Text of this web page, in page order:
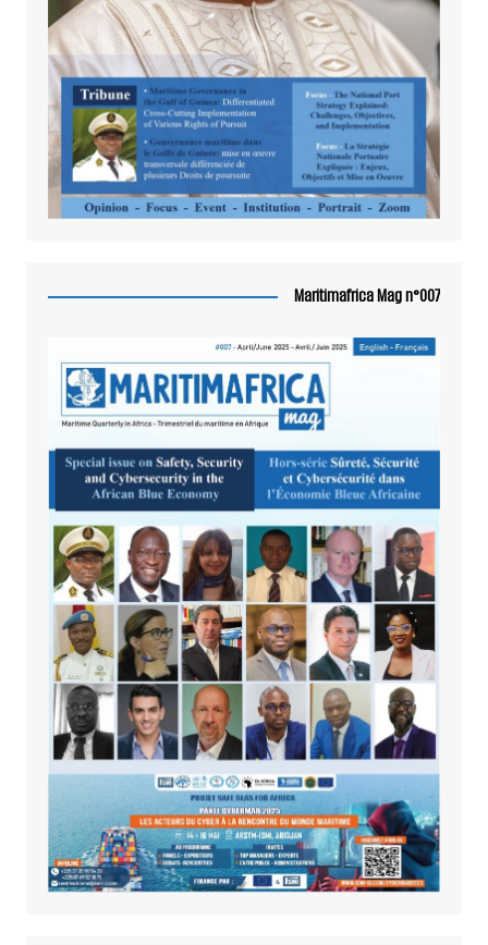
Maritimafrica Mag n°007